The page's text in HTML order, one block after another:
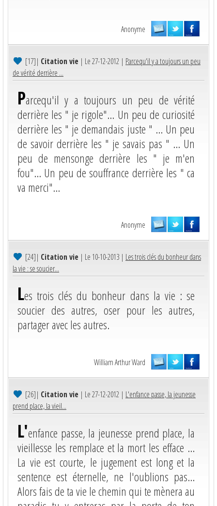
Anonyme
[17]| Citation vie | Le 27-12-2012 | Parcequ'il y a toujours un peu
de vérité derrière ...
Parcequ'il y a toujours un peu de vérité
derrière les " je rigole"... Un peu de curiosité
derrière les " je demandais juste " ... Un peu
de savoir derrière les " je savais pas " ... Un
peu de mensonge derrière les " je m'en
fou"... Un peu de souffrance derrière les " ca
va merci"...
Anonyme
[24]| Citation vie | Le 10-10-2013 | Les trois clés du bonheur dans
la vie : se soucier...
Les trois clés du bonheur dans la vie : se
soucier des autres, oser pour les autres,
partager avec les autres.
William Arthur Ward
[26]| Citation vie | Le 27-12-2012 | L'enfance passe, la jeunesse
prend place, la vieil...
L'enfance passe, la jeunesse prend place, la
vieillesse les remplace et la mort les efface ...
La vie est courte, le jugement est long et la
sentence est éternelle, ne l'oublions pas...
Alors fais de ta vie le chemin qui te mènera au